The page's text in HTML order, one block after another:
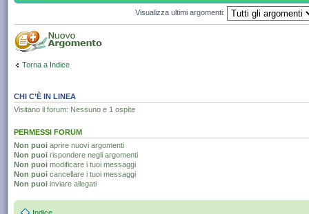
Visualizza ultimi argomenti:
Torna a Indice
CHI C’È IN LINEA
Visitano il forum: Nessuno e 1 ospite
PERMESSI FORUM
Non puoi aprire nuovi argomenti
Non puoi rispondere negli argomenti
Non puoi modificare i tuoi messaggi
Non puoi cancellare i tuoi messaggi
Non puoi inviare allegati
Indice